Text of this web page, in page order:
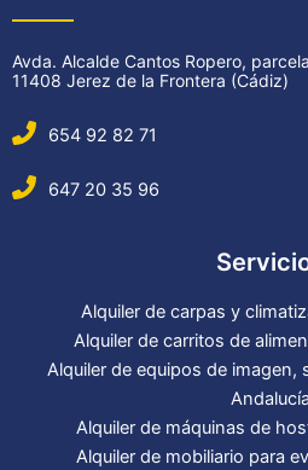
Avda. Alcalde Cantos Ropero,
11408 Jerez de la Frontera (Cádiz)
654 92 82 71
647 20 35 96
Alquiler de carpas y
Alquiler de carritos de
Alquiler de equipos de imagen,
Andalucía
Alquiler de máquinas de
Alquiler de mobiliario para